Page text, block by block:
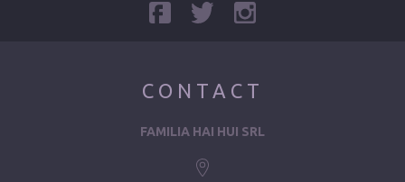
CONTACT
FAMILIA HAI HUI SRL